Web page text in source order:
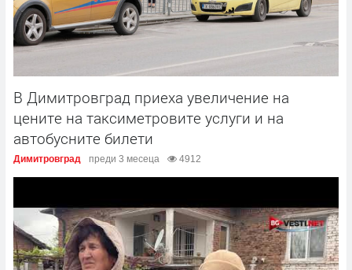
В Димитровград приеха увеличение на
цените на таксиметровите услуги и на
автобусните билети
Димитровград преди 3 месеца 4912